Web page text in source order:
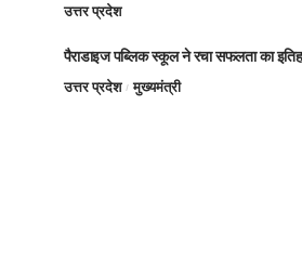
उत्तर प्रदेश
पैराडाइज पब्लिक स्कूल ने रचा सफलता का
उत्तर प्रदेश मुख्यमंत्री